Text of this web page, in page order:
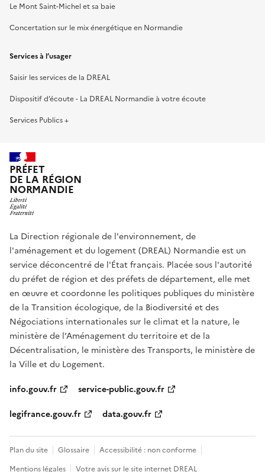
Le Mont Saint-Michel et sa baie
Concertation sur le mix énergétique en Normandie
Services à l’usager
Saisir les services de la DREAL
Dispositif d’écoute - La DREAL Normandie à votre écoute
Services Publics +
PRÉFET
DE LA RÉGION
NORMANDIE
La Direction régionale de l'environnement, de
l'aménagement et du logement (DREAL) Normandie est un
service déconcentré de l'État français. Placée sous l'autorité
du préfet de région et des préfets de département, elle met
en œuvre et coordonne les politiques publiques du ministère
de la Transition écologique, de la Biodiversité et des
Négociations internationales sur le climat et la nature, le
ministère de l’Aménagement du territoire et de la
Décentralisation, le ministère des Transports, le ministère de
la Ville et du Logement.
info.gouv.fr
service-public.gouv.fr
legifrance.gouv.fr
data.gouv.fr
Plan du site Glossaire
Accessibilité : non conforme
Mentions légales
Votre avis sur le site internet DREAL